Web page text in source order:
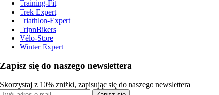
Training-Fit
Trek Expert
Triathlon-Expert
TripnBikers
Vélo-Store
Winter-Expert
Zapisz się do naszego newslettera
Skorzystaj z 10% zniżki, zapisując się do naszego newslettera